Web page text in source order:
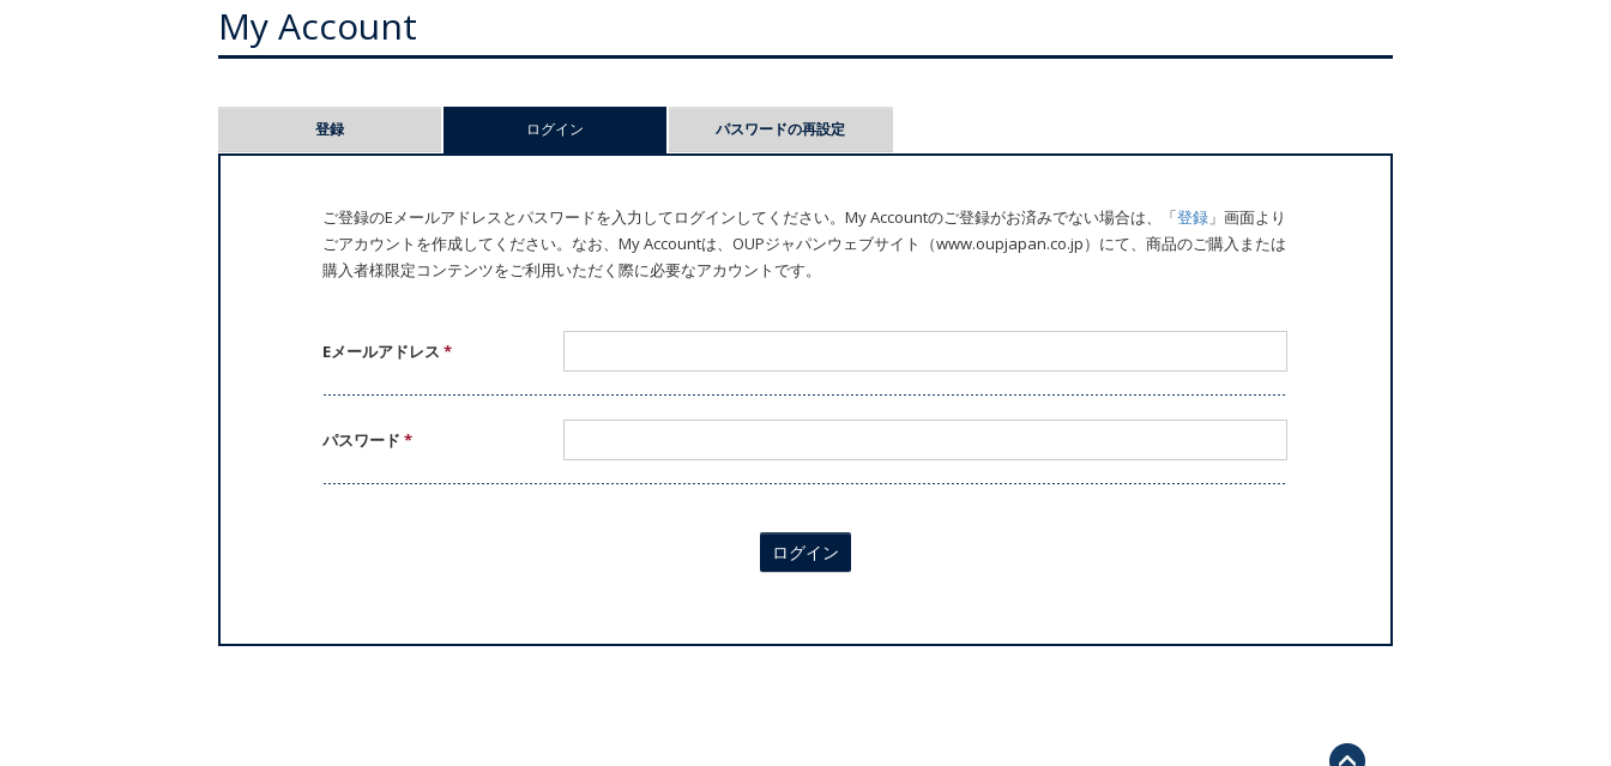
My Account
登録 ログイン パスワードの再設定
ご登録のEメールアドレスとパスワードを入力してログインしてください。My Accountのご登録がお済みでない場合は、「登録 」画面より
ごアカウントを作成してください。なお、My Accountは、OUPジャパンウェブサイト（www.oupjapan.co.jp）にて、商品のご購入または
購入者様限定コンテンツをご利用いただく際に必要なアカウントです。
Eメールアドレス*
パスワード*
ログイン